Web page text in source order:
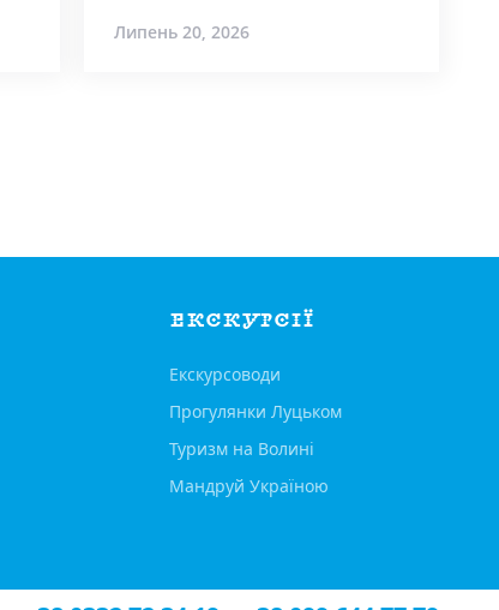
Липень 20, 2026
ЕКСКУРСІЇ
Екскурсоводи
Прогулянки Луцьком
Туризм на Волині
Мандруй Україною